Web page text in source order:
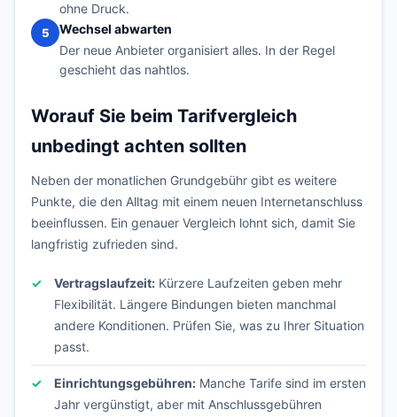
ohne Druck.
5
Wechsel abwarten
Der neue Anbieter organisiert alles. In der Regel
geschieht das nahtlos.
Worauf Sie beim Tarifvergleich
unbedingt achten sollten
Neben der monatlichen Grundgebühr gibt es weitere
Punkte, die den Alltag mit einem neuen Internetanschluss
beeinflussen. Ein genauer Vergleich lohnt sich, damit Sie
langfristig zufrieden sind.
Vertragslaufzeit: Kürzere Laufzeiten geben mehr
Flexibilität. Längere Bindungen bieten manchmal
andere Konditionen. Prüfen Sie, was zu Ihrer Situation
passt.
Einrichtungsgebühren: Manche Tarife sind im ersten
Jahr vergünstigt, aber mit Anschlussgebühren